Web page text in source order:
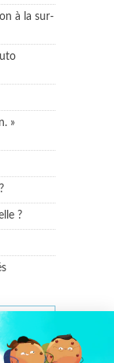
à la sur-
»
?